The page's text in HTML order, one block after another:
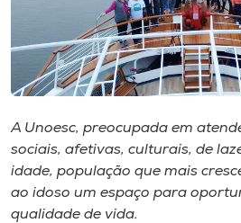
Rádio
Museu
Unoesc
Store
A Unoesc, preocupada em
sociais, afetivas, culturais, de
idade, população que mais
ao idoso um espaço para
qualidade de vida.